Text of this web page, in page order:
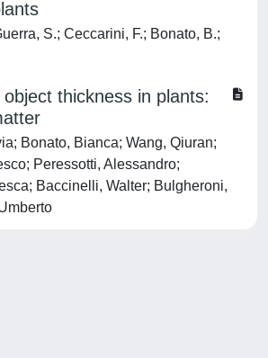
S.; Ceccarini, F.; Bonato, B.;
thickness in plants:
Bonato, Bianca; Wang, Qiuran;
Peressotti, Alessandro;
Baccinelli, Walter; Bulgheroni,